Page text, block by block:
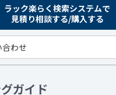
ラック楽らく検索システムで
見積り相談する/購入する
合わせ
ガイド